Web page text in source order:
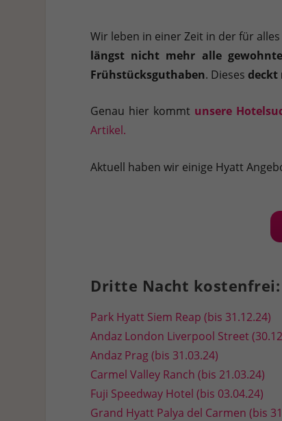
Wir leben in einer Zeit in der für
längst nicht mehr alle
Frühstücksguthaben. Dieses deckt
Genau hier kommt unsere
Artikel.
Aktuell haben wir einige Hyatt
Dritte Nacht kostenfrei:
Park Hyatt Siem Reap (bis 31.12.24)
Andaz London Liverpool Street
Andaz Prag (bis 31.03.24)
Carmel Valley Ranch (bis 21.03.24)
Fuji Speedway Hotel (bis 03.04.24)
Grand Hyatt Palya del Carmen (bis
Alle akzeptieren Speichern Ablehnen
Datenschutzeinstellungen
Essenzielle Cookies ermöglichen grundlegende Funktionen und